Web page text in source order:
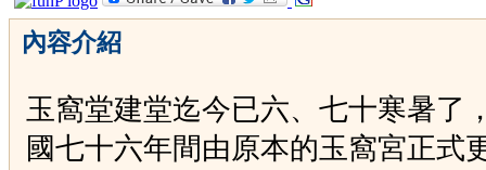
內容介紹
玉窩堂建堂迄今已六、七十寒暑了
國七十六年間由原本的玉窩宮正式